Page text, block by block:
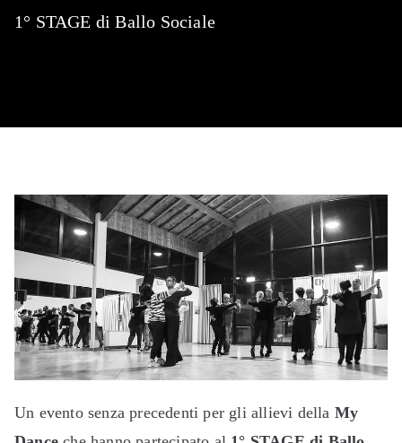
1° STAGE di Ballo Sociale
Un evento senza precedenti per gli allievi della My